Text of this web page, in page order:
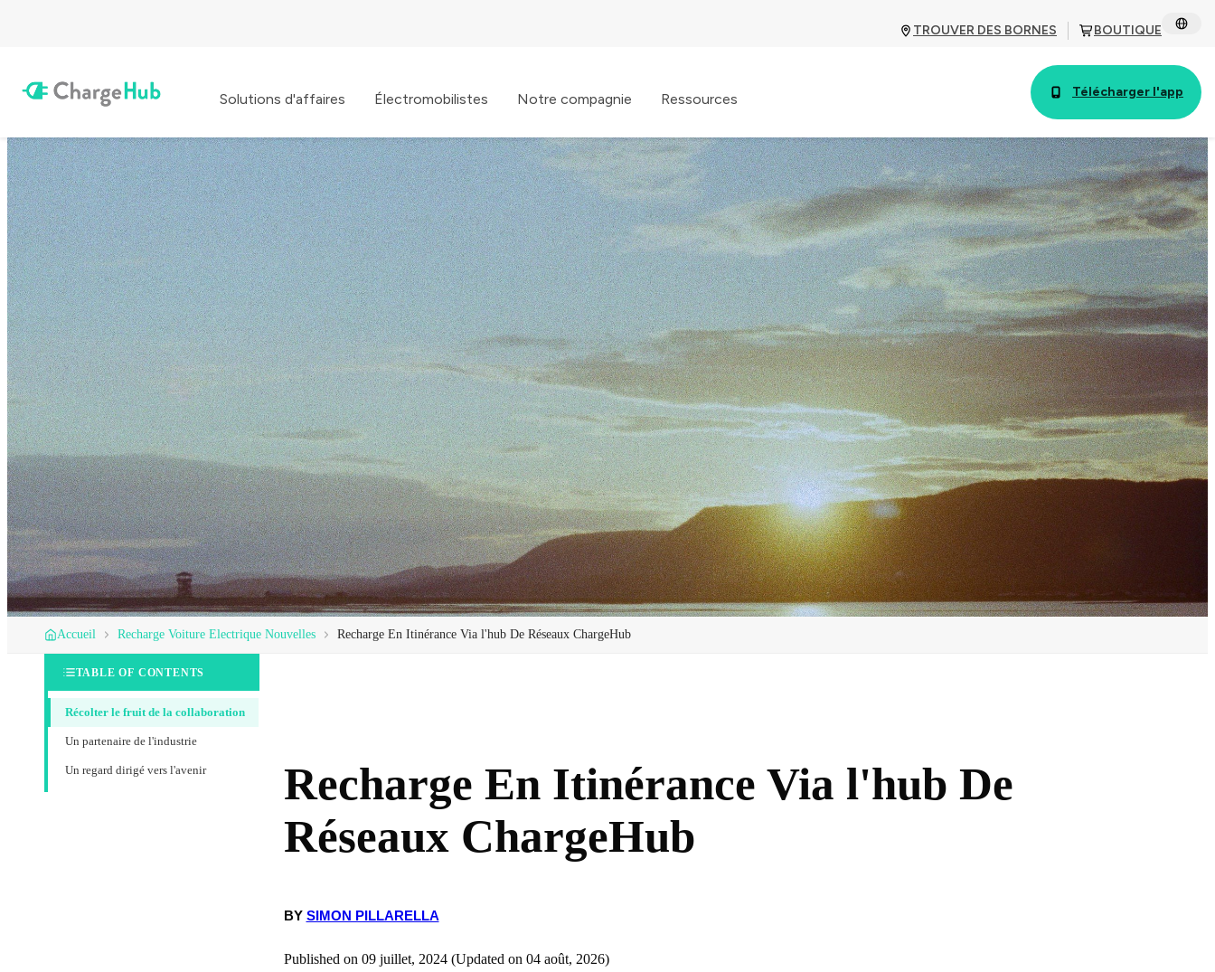
TROUVER DES BORNES BOUTIQUE
Solutions d'affaires Électromobilistes Notre compagnie Ressources Télécharger l'app
Accueil Recharge Voiture Electrique Nouvelles Recharge En Itinérance Via l'hub De Réseaux ChargeHub
TABLE OF CONTENTS
Récolter le fruit de la collaboration
Un partenaire de l'industrie
Un regard dirigé vers l'avenir
Recharge En Itinérance Via l'hub De
Réseaux ChargeHub
BY SIMON PILLARELLA
Published on 09 juillet, 2024 (Updated on 04 août, 2026)